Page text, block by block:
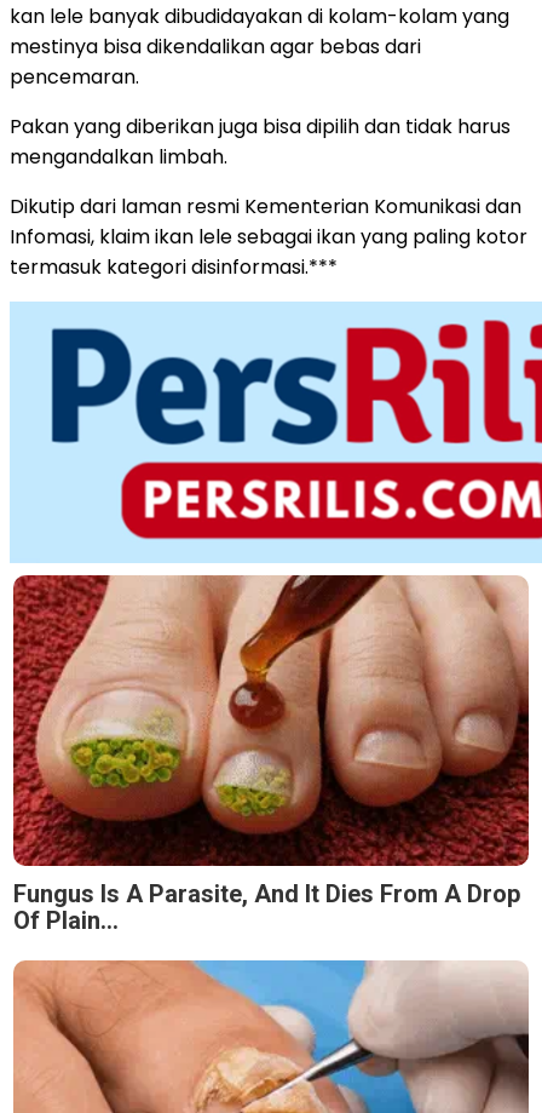
kan lele banyak dibudidayakan di kolam-kolam yang
mestinya bisa dikendalikan agar bebas dari
pencemaran.
Pakan yang diberikan juga bisa dipilih dan tidak harus
mengandalkan limbah.
Dikutip dari laman resmi Kementerian Komunikasi dan
Infomasi, klaim ikan lele sebagai ikan yang paling kotor
termasuk kategori disinformasi.***
Fungus Is A Parasite, And It Dies From A Drop
Of Plain...